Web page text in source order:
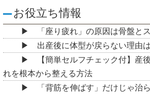
お役立ち情報
「座り疲れ」の原因は骨盤と
出産後に体型が戻らない理由
【簡単セルフチェック付】産
れを根本から整える方法
「背筋を伸ばす」だけじゃ治